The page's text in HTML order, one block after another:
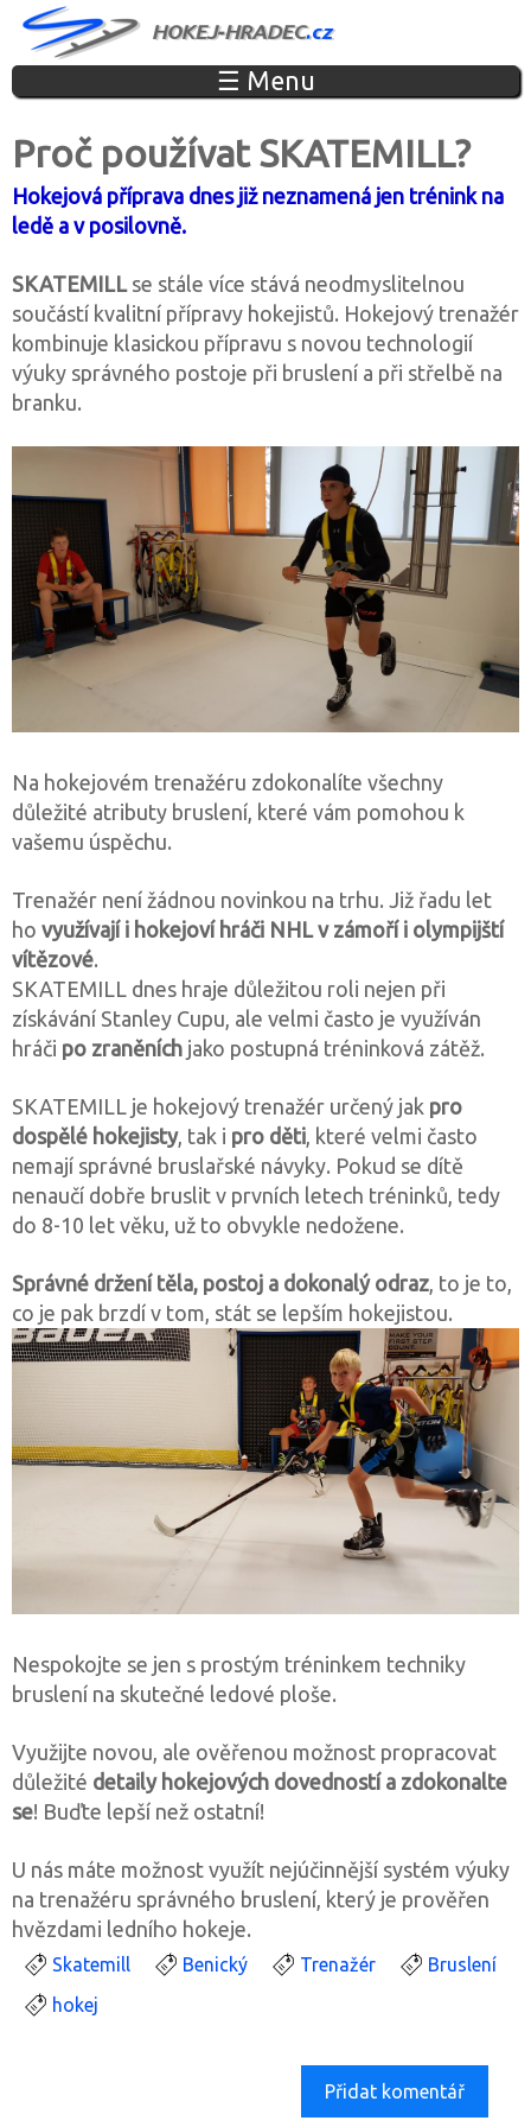
☰ Menu
Proč používat SKATEMILL?
Hokejová příprava dnes již neznamená jen trénink na
ledě a v posilovně.
SKATEMILLse stále více stává neodmyslitelnou
součástí kvalitní přípravy hokejistů. Hokejový trenažér
kombinuje klasickou přípravu s novou technologií
výuky správného postoje při bruslení a při střelbě na
branku.
Na hokejovém trenažéru zdokonalíte všechny
důležité atributy bruslení, které vám pomohou k
vašemu úspěchu.
Trenažér není žádnou novinkou na trhu. Již řadu let
ho využívají i hokejoví hráči NHL v zámoří i olympijští
vítězové.
SKATEMILL dnes hraje důležitou roli nejen při
získávání Stanley Cupu, ale velmi často je využíván
hráči po zraněních jako postupná tréninková zátěž.
SKATEMILL je hokejový trenažér určený jak pro
dospělé hokejisty, tak i pro děti , které velmi často
nemají správné bruslařské návyky. Pokud se dítě
nenaučí dobře bruslit v prvních letech tréninků, tedy
do 8-10 let věku, už to obvykle nedožene.
Správné držení těla, postoj a dokonalý odraz , to je to,
co je pak brzdí v tom, stát se lepším hokejistou.
Nespokojte se jen s prostým tréninkem techniky
bruslení na skutečné ledové ploše.
Využijte novou, ale ověřenou možnost propracovat
důležité detaily hokejových dovedností a zdokonalte
se! Buďte lepší než ostatní!
U nás máte možnost využít nejúčinnější systém výuky
na trenažéru správného bruslení, který je prověřen
hvězdami ledního hokeje.
Skatemill Benický Trenažér
Bruslení
hokej
Přidat komentář